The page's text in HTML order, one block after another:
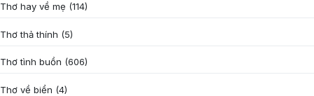
Thơ hay về mẹ (114)
Thơ thả thính (5)
Thơ tình buồn (606)
Thơ về biển (4)